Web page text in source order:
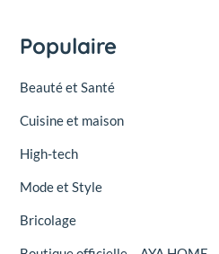
Populaire
Beauté et Santé
Cuisine et maison
High-tech
Mode et Style
Bricolage